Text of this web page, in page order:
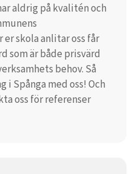
aldrig på kvalitén och
skola anlitar oss får
som är både prisvärd
behov. Så
i Spånga med oss! Och
oss för referenser